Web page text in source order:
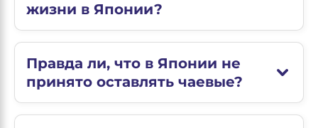
жизни в Японии?
Правда ли, что в Японии не
принято оставлять чаевые?